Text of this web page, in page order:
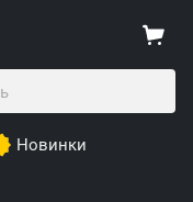
Новинки